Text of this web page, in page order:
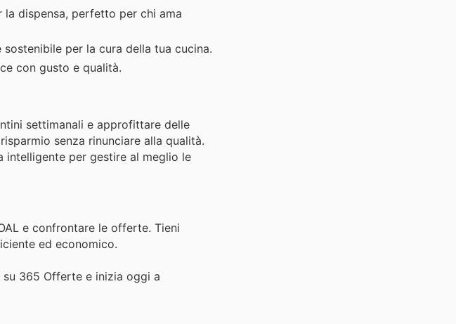
dispensa, perfetto per chi ama
per la cura della tua cucina.
con gusto e qualità.
settimanali e approfittare delle
senza rinunciare alla qualità.
per gestire al meglio le
e confrontare le offerte. Tieni
ed economico.
365 Offerte e inizia oggi a